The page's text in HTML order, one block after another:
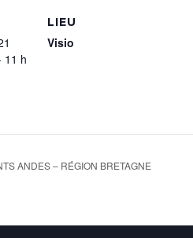
11 h
LIEU
Visio
ANDES – RÉGION BRETAGNE